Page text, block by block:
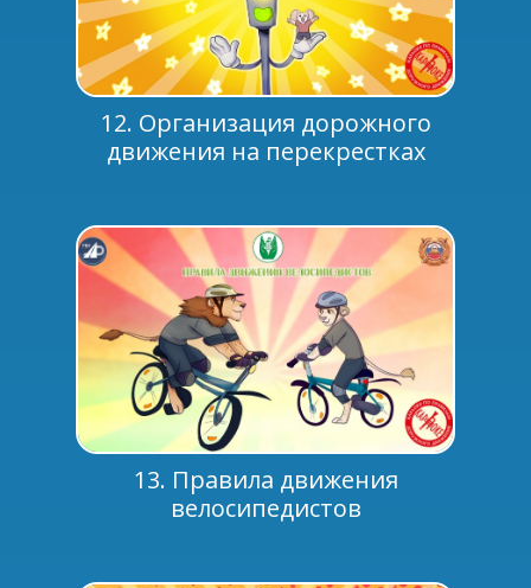
12. Организация дорожного
движения на перекрестках
13. Правила движения
велосипедистов